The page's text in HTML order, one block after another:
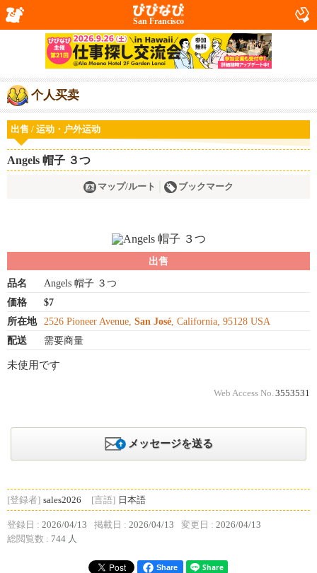
San Francisco
个人买卖
出售 / 运动・户外运动
Angels 帽子 ３つ
マップ/ルート ブックマーク
出售
品名
Angels 帽子 ３つ
価格
$7
所在地
2526 Pioneer Avenue, San José, California, 95128 USA
配送
需要商量
未使用です
Web Access No. 3553531
メッセージを送る
[登録者] sales2026 [言語] 日本語
登録日 : 2026/04/13 掲載日 : 2026/04/13 変更日 : 2026/04/13
総閲覧数 : 744 人
Share